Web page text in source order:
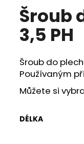
produktu
je
0,0
z
hvězdiček.
Šroub
3,5 PH
Šroub do
Používaným
Můžete si
DÉLKA
HLEDAT